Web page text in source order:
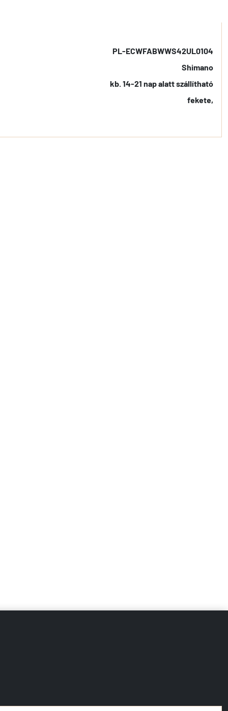
PL-ECWFABWWS42UL0104
Shimano
kb. 14-21 nap alatt szállítható
fekete,